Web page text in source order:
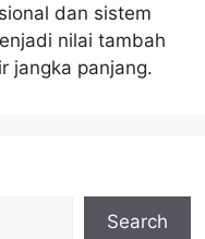
dan sistem
nilai tambah
jangka panjang.
Search